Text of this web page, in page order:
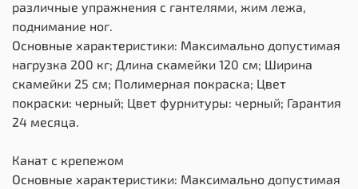
различные упражнения с гантелями, жим лежа,
поднимание ног.
Основные характеристики: Максимально допустимая
нагрузка 200 кг; Длина скамейки 120 см; Ширина
скамейки 25 см; Полимерная покраска; Цвет
покраски: черный; Цвет фурнитуры: черный; Гарантия
24 месяца.
Канат с крепежом
Основные характеристики: Максимально допустимая